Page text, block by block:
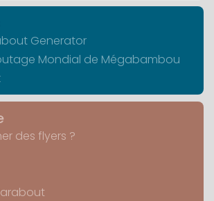
Generator
Mondial de Mégabambou
des flyers ?